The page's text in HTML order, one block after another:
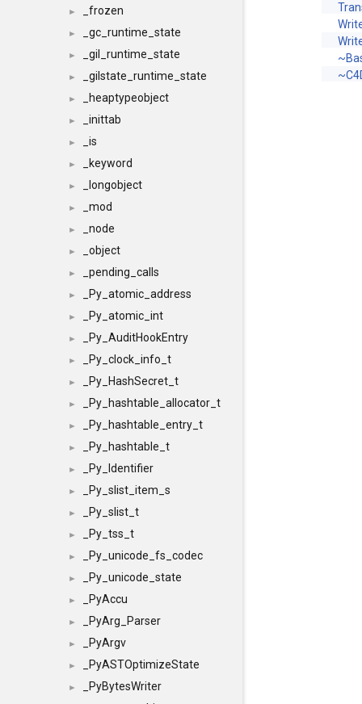
► _frozen
► _gc_runtime_state
► _gil_runtime_state
► _gilstate_runtime_state
► _heaptypeobject
► _inittab
► _is
► _keyword
► _longobject
► _mod
► _node
► _object
► _pending_calls
► _Py_atomic_address
► _Py_atomic_int
► _Py_AuditHookEntry
► _Py_clock_info_t
► _Py_HashSecret_t
► _Py_hashtable_allocator_t
► _Py_hashtable_entry_t
► _Py_hashtable_t
► _Py_Identifier
► _Py_slist_item_s
► _Py_slist_t
► _Py_tss_t
► _Py_unicode_fs_codec
► _Py_unicode_state
► _PyAccu
► _PyArg_Parser
► _PyArgv
► _PyASTOptimizeState
►
_PyBytesWriter